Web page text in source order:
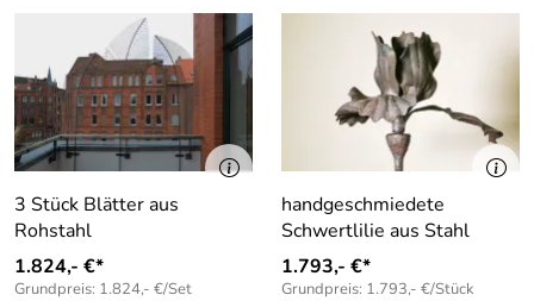
3 Stück Blätter aus
Rohstahl
1.824,- €*
Grundpreis: 1.824,- €/Set
handgeschmiedete
Schwertlilie aus Stahl
1.793,- €*
Grundpreis: 1.793,- €/Stück